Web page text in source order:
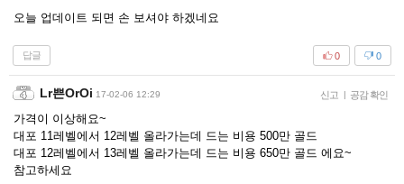
오늘 업데이트 되면 손 보셔야 하겠네요
답글 0
0
Lr쁜OrOi 17-02-06 12:29 신고 | 공감 확인
가격이 이상해요~
대포 11레벨에서 12레벨 올라가는데 드는 비용 500만 골드
대포 12레벨에서 13레벨 올라가는데 드는 비용 650만 골드 에요~
참고하세요